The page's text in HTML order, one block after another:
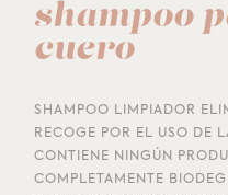
shampoo
cuero
SHAMPOO LIMPIADOR
RECOGE POR EL USO DE
CONTIENE NINGÚN
COMPLETAMENTE